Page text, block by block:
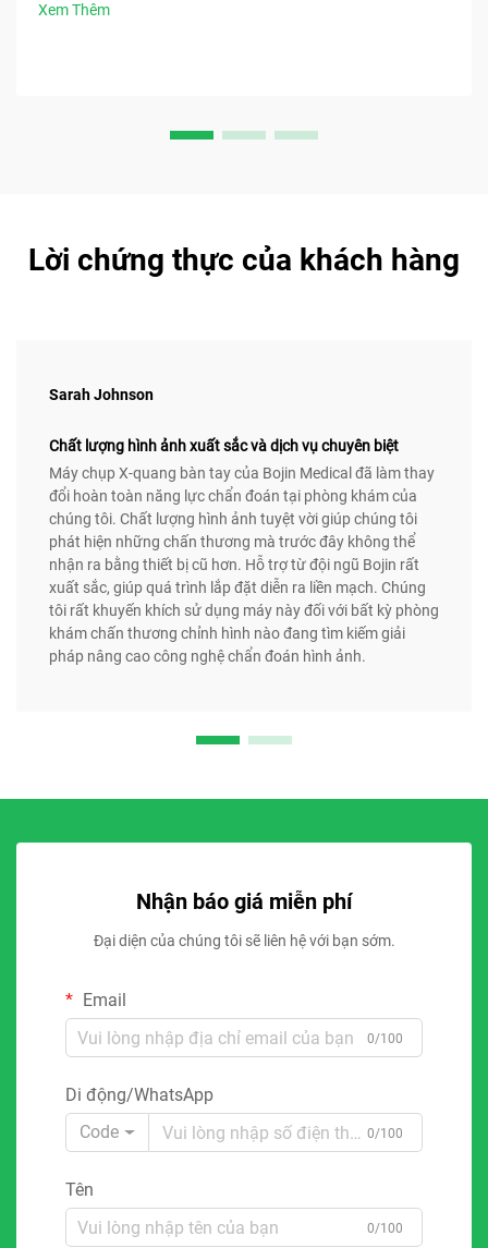
Xem Thêm
Lời chứng thực của khách hàng
Sarah Johnson
Chất lượng hình ảnh xuất sắc và dịch vụ chuyên biệt
Máy chụp X-quang bàn tay của Bojin Medical đã làm thay
đổi hoàn toàn năng lực chẩn đoán tại phòng khám của
chúng tôi. Chất lượng hình ảnh tuyệt vời giúp chúng tôi
phát hiện những chấn thương mà trước đây không thể
nhận ra bằng thiết bị cũ hơn. Hỗ trợ từ đội ngũ Bojin rất
xuất sắc, giúp quá trình lắp đặt diễn ra liền mạch. Chúng
tôi rất khuyến khích sử dụng máy này đối với bất kỳ phòng
khám chấn thương chỉnh hình nào đang tìm kiếm giải
pháp nâng cao công nghệ chẩn đoán hình ảnh.
Nhận báo giá miễn phí
Đại diện của chúng tôi sẽ liên hệ với bạn sớm.
Email
0/100
Di động/WhatsApp
Code
0/100
Tên
0/100